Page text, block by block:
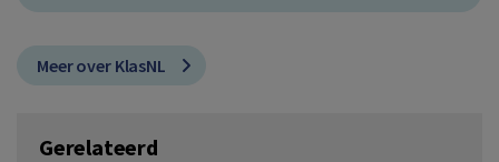
Meer over KlasNL
Gerelateerd